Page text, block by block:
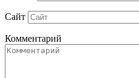
Сайт
Комментарий